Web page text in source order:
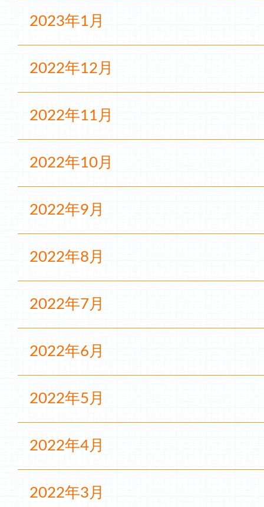
2023年1月
2022年12月
2022年11月
2022年10月
2022年9月
2022年8月
2022年7月
2022年6月
2022年5月
2022年4月
2022年3月